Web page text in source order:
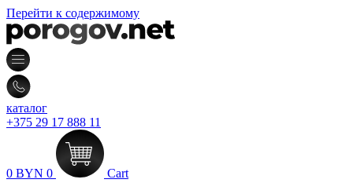
Перейти к содержимому
каталог
+375 29 17 888 11
0 BYN 0 Cart